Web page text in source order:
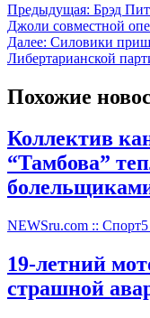
Предыдущая: Брэд
Джоли совместной
Далее: Силовики
Либертарианской
Похожие
Коллектив
“Тамбова”
NEWSru.com :: Спорт
19-летний
страшной